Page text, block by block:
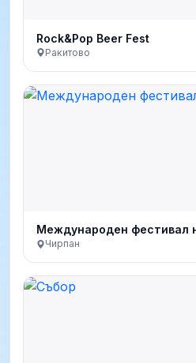
Rock&Pop Beer Fest
Ракитово
Международен фестивал
Чирпан